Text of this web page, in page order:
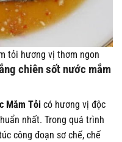
tỏi hương vị thơm ngon
chiên sốt nước mắm
Mắm Tỏi có hương vị độc
nhất. Trong quá trình
công đoạn sơ chế, chế